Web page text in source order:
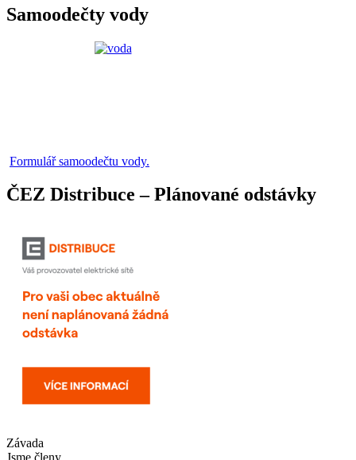
Samoodečty vody
Formulář samoodečtu vody.
ČEZ Distribuce – Plánované odstávky
Závada